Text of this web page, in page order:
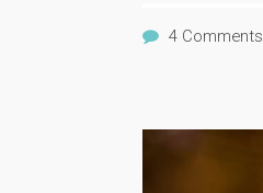
4 Comments